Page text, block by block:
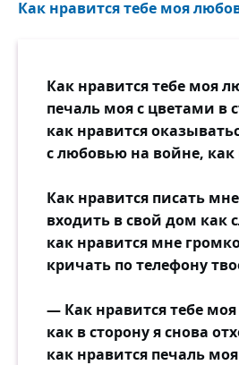
Как нравится тебе моя
Как нравится тебе моя
печаль моя с цветами в
как нравится
с любовью на войне, как
Как нравится писать
входить в свой дом как
как нравится мне
кричать по телефону
— Как нравится тебе
как в сторону я снова
как нравится печаль